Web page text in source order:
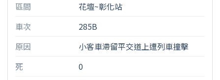
區間
花壇~彰化站
車次
285B
原因
小客車滯留平交道上遭列車撞擊
死
0